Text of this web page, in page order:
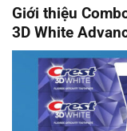
Giới thiệu
3D White